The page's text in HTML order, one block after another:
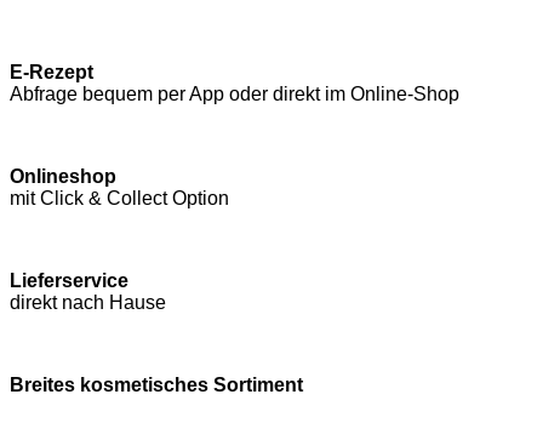
E-Rezept
Abfrage bequem per App oder direkt im Online-Shop
Onlineshop
mit Click & Collect Option
Lieferservice
direkt nach Hause
Breites kosmetisches Sortiment